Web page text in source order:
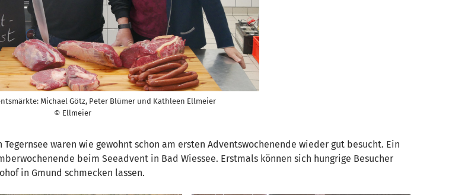
Michael Götz, Peter Blümer und Kathleen Ellmeier
© Ellmeier
waren wie gewohnt schon am ersten Adventswochenende wieder gut besucht. Ein
beim Seeadvent in Bad Wiessee. Erstmals können sich hungrige Besucher
in Gmund schmecken lassen.